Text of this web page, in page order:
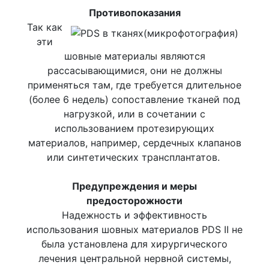
Противопоказания
Так как
эти
шовные материалы являются
рассасывающимися, они не должны
применяться там, где требуется длительное
(более 6 недель) сопоставление тканей под
нагрузкой, или в сочетании с
использованием протезирующих
материалов, например, сердечных клапанов
или синтетических трансплантатов.
Предупреждения и меры
предосторожности
Надежность и эффективность
использования шовных материалов PDS II не
была установлена для хирургического
лечения центральной нервной системы,